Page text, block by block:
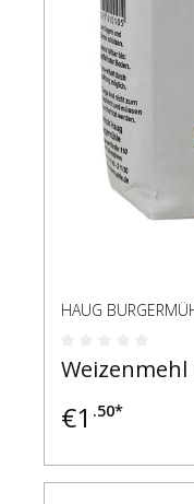
HAUG
Weizenmehl
€1 .50*